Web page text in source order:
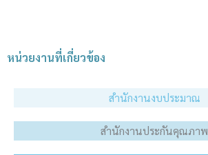
หน่วยงานที่เกี่ยวข้อง
สำนักงานงบประมาณ
สำนักงานประกันคุณภาพ